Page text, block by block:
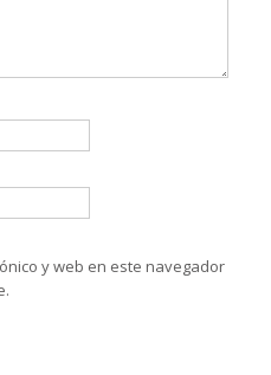
y web en este navegador